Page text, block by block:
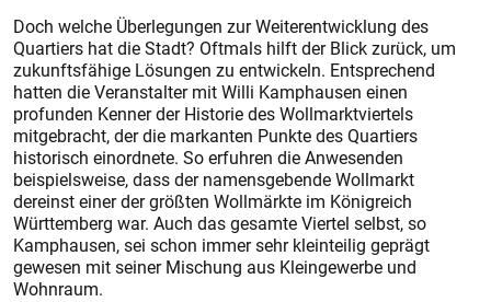
Doch welche Überlegungen zur Weiterentwicklung des
Quartiers hat die Stadt? Oftmals hilft der Blick zurück, um
zukunftsfähige Lösungen zu entwickeln. Entsprechend
hatten die Veranstalter mit Willi Kamphausen einen
profunden Kenner der Historie des Wollmarktviertels
mitgebracht, der die markanten Punkte des Quartiers
historisch einordnete. So erfuhren die Anwesenden
beispielsweise, dass der namensgebende Wollmarkt
dereinst einer der größten Wollmärkte im Königreich
Württemberg war. Auch das gesamte Viertel selbst, so
Kamphausen, sei schon immer sehr kleinteilig geprägt
gewesen mit seiner Mischung aus Kleingewerbe und
Wohnraum.